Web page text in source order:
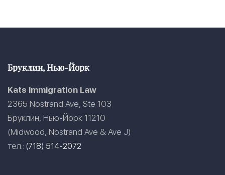
Бруклин, Нью-Йорк
Kats Immigration Law
2365 Nostrand Ave, Ste 103
Бруклин, Нью-Йорк 11210
(Midwood, Nostrand Ave & Ave J)
тел.: (718) 514-2072